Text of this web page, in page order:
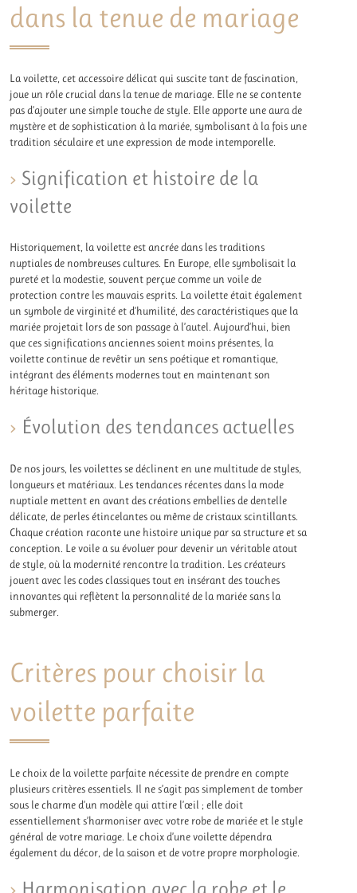
dans la tenue de mariage
La voilette, cet accessoire délicat qui suscite tant de fascination,
joue un rôle crucial dans la tenue de mariage. Elle ne se contente
pas d’ajouter une simple touche de style. Elle apporte une aura de
mystère et de sophistication à la mariée, symbolisant à la fois une
tradition séculaire et une expression de mode intemporelle.
Signification et histoire de la
voilette
Historiquement, la voilette est ancrée dans les traditions
nuptiales de nombreuses cultures. En Europe, elle symbolisait la
pureté et la modestie, souvent perçue comme un voile de
protection contre les mauvais esprits. La voilette était également
un symbole de virginité et d’humilité, des caractéristiques que la
mariée projetait lors de son passage à l’autel. Aujourd’hui, bien
que ces significations anciennes soient moins présentes, la
voilette continue de revêtir un sens poétique et romantique,
intégrant des éléments modernes tout en maintenant son
héritage historique.
Évolution des tendances actuelles
De nos jours, les voilettes se déclinent en une multitude de styles,
longueurs et matériaux. Les tendances récentes dans la mode
nuptiale mettent en avant des créations embellies de dentelle
délicate, de perles étincelantes ou même de cristaux scintillants.
Chaque création raconte une histoire unique par sa structure et sa
conception. Le voile a su évoluer pour devenir un véritable atout
de style, où la modernité rencontre la tradition. Les créateurs
jouent avec les codes classiques tout en insérant des touches
innovantes qui reflètent la personnalité de la mariée sans la
submerger.
Critères pour choisir la
voilette parfaite
Le choix de la voilette parfaite nécessite de prendre en compte
plusieurs critères essentiels. Il ne s’agit pas simplement de tomber
sous le charme d’un modèle qui attire l’œil ; elle doit
essentiellement s’harmoniser avec votre robe de mariée et le style
général de votre mariage. Le choix d’une voilette dépendra
également du décor, de la saison et de votre propre morphologie.
Harmonisation avec la robe et le